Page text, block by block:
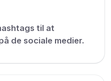
til at
de sociale medier.